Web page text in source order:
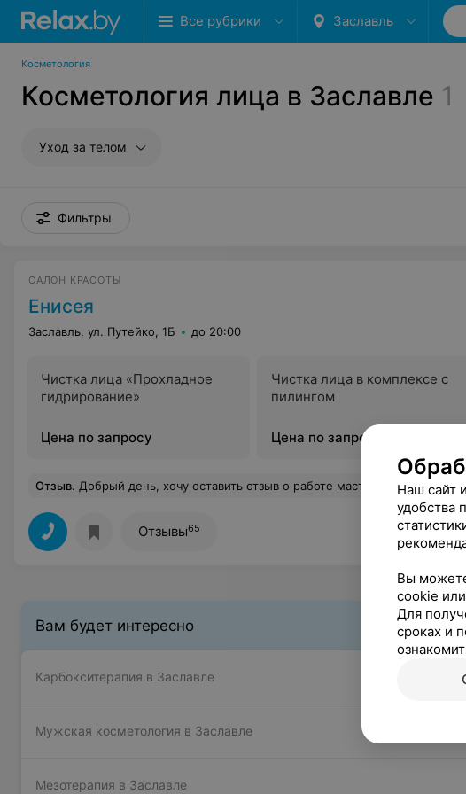
Все рубрики Заславль
Косметология
Косметология лица в Заславле 1
Уход за телом
Фильтры
САЛОН КРАСОТЫ
Енисея
Заславль, ул. Путейко, 1Б до 20:00
Чистка лица «Прохладное
гидрирование»
Цена по запросу
Чистка лица в комплексе с
пилингом
Цена по запросу
Отзыв. Добрый день, хочу оставить отзыв о работе мастера Ольги, первая стрижка щенка ши-тцу. Очень переживали, так как у нас девченка, и она очень активная, Посушить феном это целая история, переживали что она не даст сделать стрижку и вообще что-либо. Но, прошло все замечательно, мастер очень отзывчивый и добрый, самое главное что девченка наша далась все сделать. Очень довольны не только стрижкой но и отличным мастером. Будем водить не только
Отзывы65
Вам будет интересно
Карбокситерапия в Заславле
Мужская косметология в Заславле
Мезотерапия в Заславле
Наш сайт
удобства
Вы
cookie
Для
сроках и